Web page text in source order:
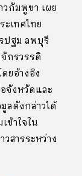
กัมพูชา เผย
เทศไทย
ปฐม ลพบุรี
กรวรรดิ
ยอ้างอิง
จังหวัดและ
ลดังกล่าวได้
ข้าใจใน
สารระหว่าง